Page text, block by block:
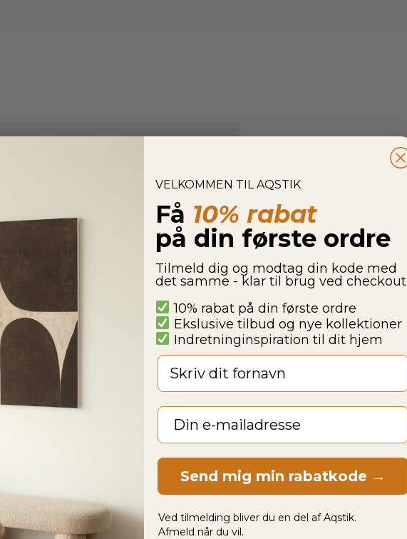
VELKOMMEN TIL AQSTIK
Få 10% rabat
på din første ordre
Tilmeld dig og modtag din kode med
det samme - klar til brug ved checkout
10% rabat på din første ordre
Ekslusive tilbud og nye kollektioner
Indretninginspiration til dit hjem
Fornavn
Email
Send mig min rabatkode →
Ved tilmelding bliver du en del af Aqstik.
Afmeld når du vil.